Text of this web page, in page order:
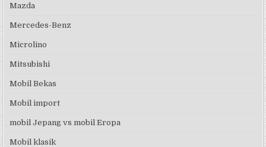
Mazda
Mercedes-Benz
Microlino
Mitsubishi
Mobil Bekas
Mobil import
mobil Jepang vs mobil Eropa
Mobil klasik